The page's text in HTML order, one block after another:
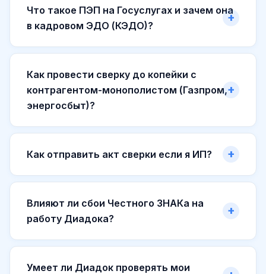
Что такое ПЭП на Госуслугах и зачем она
в кадровом ЭДО (КЭДО)?
Как провести сверку до копейки с
контрагентом-монополистом (Газпром,
энергосбыт)?
Как отправить акт сверки если я ИП?
Влияют ли сбои Честного ЗНАКа на
работу Диадока?
Умеет ли Диадок проверять мои